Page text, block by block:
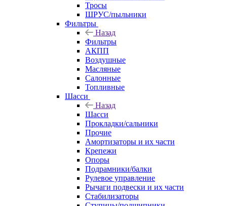
Тросы
ШРУС/пыльники
Фильтры
Назад
Фильтры
АКПП
Воздушные
Масляные
Салонные
Топливные
Шасси
Назад
Шасси
Прокладки/сальники
Прочие
Амортизаторы и их части
Крепежи
Опоры
Подрамники/балки
Рулевое управление
Рычаги подвески и их части
Стабилизаторы